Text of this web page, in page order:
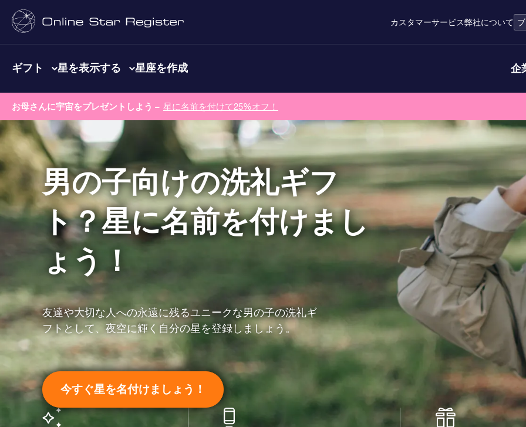
カスタマーサービス弊社について
ギフト 星を表示する 星座を作成 企
お母さんに宇宙をプレゼントしよう – 星に名前を付けて25%オフ！
男の子向けの洗礼ギフ
ト？星に名前を付けまし
ょう！
友達や大切な人への永遠に残るユニークな男の子の洗礼ギ
フトとして、夜空に輝く自分の星を登録しましょう。
今すぐ星を名付けましょう！